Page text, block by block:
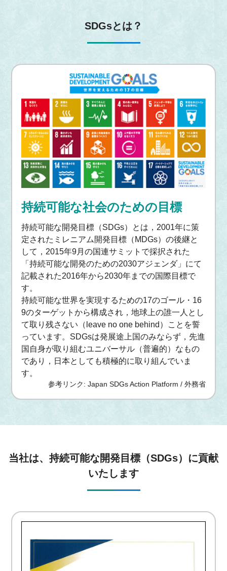
SDGsとは？
持続可能な社会のための目標
持続可能な開発目標（SDGs）とは，2001年に策
定されたミレニアム開発目標（MDGs）の後継と
して，2015年9月の国連サミットで採択された
「持続可能な開発のための2030アジェンダ」にて
記載された2016年から2030年までの国際目標で
す。
持続可能な世界を実現するための17のゴール・16
9のターゲットから構成され，地球上の誰一人とし
て取り残さない（leave no one behind）ことを誓
っています。SDGsは発展途上国のみならず，先進
国自身が取り組むユニバーサル（普遍的）なもの
であり，日本としても積極的に取り組んでいま
す。
参考リンク: Japan SDGs Action Platform / 外務省
当社は、持続可能な開発目標（SDGs）に貢献
いたします